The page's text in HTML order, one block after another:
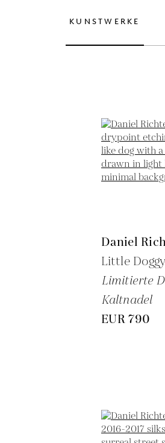
KUNSTWERKE
Daniel
Little
Limitierte
Kaltnadel
EUR 790